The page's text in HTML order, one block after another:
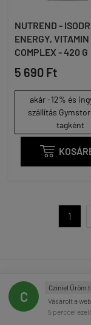
NUTREND -
ENERGY, VITAMIN
COMPLEX - 420 G
5 690 Ft
akár -12% és
szállítás
tagként

1
C
Cziniel Üröm
Vásárolt a
5 perccel